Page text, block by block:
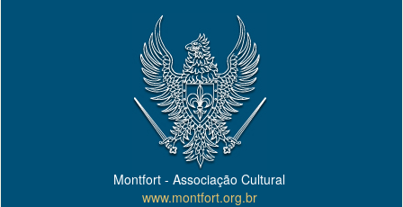
Montfort - Associação Cultural
www.montfort.org.br